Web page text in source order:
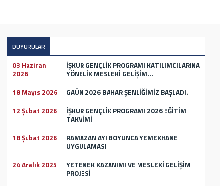
DUYURULAR
03 Haziran
2026
İŞKUR GENÇLİK PROGRAMI KATILIMCILARINA
YÖNELİK MESLEKİ GELİŞİM...
18 Mayıs 2026
GAÜN 2026 BAHAR ŞENLİĞİMİZ BAŞLADI.
12 Şubat 2026
İŞKUR GENÇLİK PROGRAMI 2026 EĞİTİM
TAKVİMİ
18 Şubat 2026
RAMAZAN AYI BOYUNCA YEMEKHANE
UYGULAMASI
24 Aralık 2025
YETENEK KAZANIMI VE MESLEKİ GELİŞİM
PROJESİ